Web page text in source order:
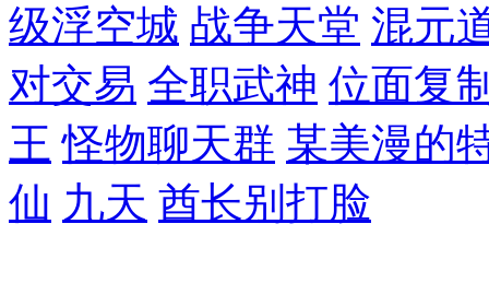
级浮空城 战争天堂 混元
对交易 全职武神 位面复
王 怪物聊天群 某美漫的
仙 九天 酋长别打脸